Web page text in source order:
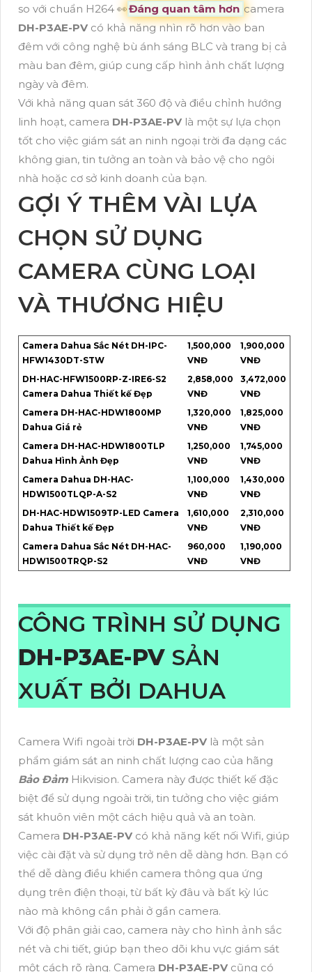
so với chuẩn H264 ️👀Đáng quan tâm hơn camera
DH-P3AE-PV có khả năng nhìn rõ hơn vào ban
đêm với công nghệ bù ánh sáng BLC và trang bị cả
màu ban đêm, giúp cung cấp hình ảnh chất lượng
ngày và đêm.
Với khả năng quan sát 360 độ và điều chỉnh hướng
linh hoạt, camera DH-P3AE-PV là một sự lựa chọn
tốt cho việc giám sát an ninh ngoại trời đa dạng các
không gian, tin tưởng an toàn và bảo vệ cho ngôi
nhà hoặc cơ sở kinh doanh của bạn.
GỢI Ý THÊM VÀI LỰA
CHỌN SỬ DỤNG
CAMERA CÙNG LOẠI
VÀ THƯƠNG HIỆU
Camera Dahua Sắc Nét DH-IPC-
HFW1430DT-STW
1,500,000
VNĐ
1,900,000
VNĐ
DH-HAC-HFW1500RP-Z-IRE6-S2
Camera Dahua Thiết kế Đẹp
2,858,000
VNĐ
3,472,000
VNĐ
Camera DH-HAC-HDW1800MP
Dahua Giá rẻ
1,320,000
VNĐ
1,825,000
VNĐ
Camera DH-HAC-HDW1800TLP
Dahua Hình Ảnh Đẹp
1,250,000
VNĐ
1,745,000
VNĐ
Camera Dahua DH-HAC-
HDW1500TLQP-A-S2
1,100,000
VNĐ
1,430,000
VNĐ
DH-HAC-HDW1509TP-LED Camera
Dahua Thiết kế Đẹp
1,610,000
VNĐ
2,310,000
VNĐ
Camera Dahua Sắc Nét DH-HAC-
HDW1500TRQP-S2
960,000
VNĐ
1,190,000
VNĐ
CÔNG TRÌNH SỬ DỤNG
DH-P3AE-PV SẢN
XUẤT BỞI DAHUA
Camera Wifi ngoài trời DH-P3AE-PV là một sản
phẩm giám sát an ninh chất lượng cao của hãng
Bảo Đảm Hikvision. Camera này được thiết kế đặc
biệt để sử dụng ngoài trời, tin tưởng cho việc giám
sát khuôn viên một cách hiệu quả và an toàn.
Camera DH-P3AE-PV có khả năng kết nối Wifi, giúp
việc cài đặt và sử dụng trở nên dễ dàng hơn. Bạn có
thể dễ dàng điều khiển camera thông qua ứng
dụng trên điện thoại, từ bất kỳ đâu và bất kỳ lúc
nào mà không cần phải ở gần camera.
Với độ phân giải cao, camera này cho hình ảnh sắc
nét và chi tiết, giúp bạn theo dõi khu vực giám sát
một cách rõ ràng. Camera DH-P3AE-PV cũng có